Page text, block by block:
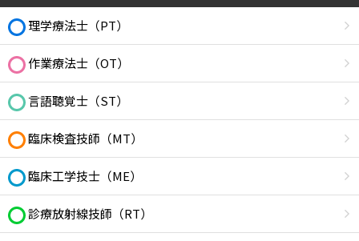
理学療法士（PT）
作業療法士（OT）
言語聴覚士（ST）
臨床検査技師（MT）
臨床工学技士（ME）
診療放射線技師（RT）